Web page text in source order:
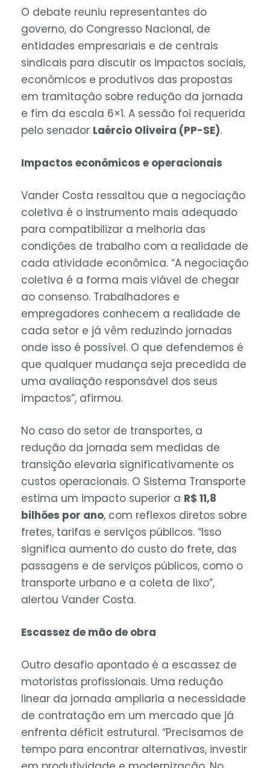
O debate reuniu representantes do
governo, do Congresso Nacional, de
entidades empresariais e de centrais
sindicais para discutir os impactos sociais,
econômicos e produtivos das propostas
em tramitação sobre redução da jornada
e fim da escala 6×1. A sessão foi requerida
pelo senador Laércio Oliveira (PP-SE).
Impactos econômicos e operacionais
Vander Costa ressaltou que a negociação
coletiva é o instrumento mais adequado
para compatibilizar a melhoria das
condições de trabalho com a realidade de
cada atividade econômica. “A negociação
coletiva é a forma mais viável de chegar
ao consenso. Trabalhadores e
empregadores conhecem a realidade de
cada setor e já vêm reduzindo jornadas
onde isso é possível. O que defendemos é
que qualquer mudança seja precedida de
uma avaliação responsável dos seus
impactos”, afirmou.
No caso do setor de transportes, a
redução da jornada sem medidas de
transição elevaria significativamente os
custos operacionais. O Sistema Transporte
estima um impacto superior a R$ 11,8
bilhões por ano, com reflexos diretos sobre
fretes, tarifas e serviços públicos. “Isso
significa aumento do custo do frete, das
passagens e de serviços públicos, como o
transporte urbano e a coleta de lixo”,
alertou Vander Costa.
Escassez de mão de obra
Outro desafio apontado é a escassez de
motoristas profissionais. Uma redução
linear da jornada ampliaria a necessidade
de contratação em um mercado que já
enfrenta déficit estrutural. “Precisamos de
tempo para encontrar alternativas, investir